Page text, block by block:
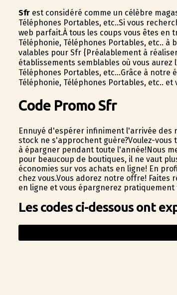
Sfrest considéré comme un célèbre
Téléphones Portables, etc..Si vous
web parfait.À tous les coups vous êtes
Téléphonie, Téléphones Portables, etc.. à
valables pour Sfr {Préalablement à
établissements semblables où vous
Téléphones Portables, etc...Grâce à
Téléphonie, Téléphones Portables, etc..
Code Promo Sfr
Ennuyé d'espérer infiniment l'arrivée des
stock ne s'approchent guère?Voulez-
à épargner pendant toute l'année!Nous
pour beaucoup de boutiques, il ne vaut
économies sur vos achats en ligne! En
chez vous.Vous adorez notre offre! Faites
en ligne et vous épargnerez
Les codes ci-dessous ont